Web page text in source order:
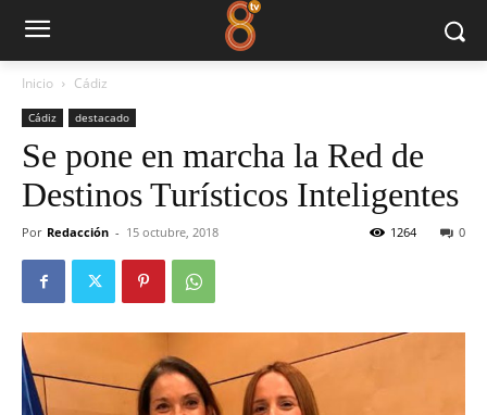
Inicio Cádiz
Cádiz destacado
Se pone en marcha la Red de
Destinos Turísticos Inteligentes
Por Redacción - 15 octubre, 2018 0
1264